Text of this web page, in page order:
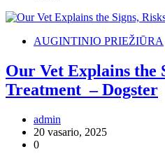
AUGINTINIO PRIEŽIŪRA
Our Vet Explains the
Treatment – Dogster
admin
20 vasario, 2025
0